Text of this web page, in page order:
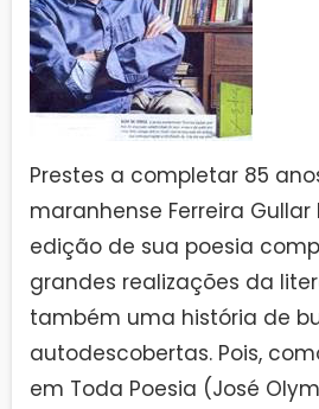
Prestes a completar 85
maranhense Ferreira
edição de sua poesia
grandes realizações da
também uma história de
autodescobertas. Pois,
em Toda Poesia (José